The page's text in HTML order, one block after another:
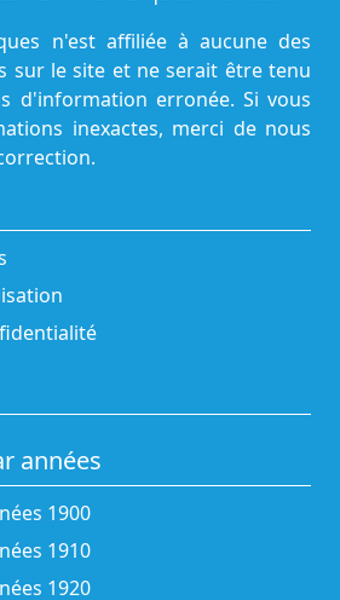
n'est affiliée à aucune des
sur le site et ne serait être tenu
d'information erronée. Si vous
inexactes, merci de nous
années
1900
1910
1920